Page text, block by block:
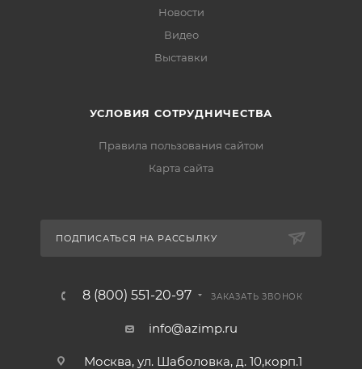
Новости
Видео
Выставки
УСЛОВИЯ СОТРУДНИЧЕСТВА
Правила пользования сайтом
Карта сайта
ПОДПИСАТЬСЯ НА РАССЫЛКУ
8 (800) 551-20-97 ЗАКАЗАТЬ ЗВОНОК
info@azimp.ru
Москва, ул. Шаболовка, д. 10,корп.1